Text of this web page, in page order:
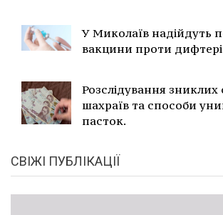
У Миколаїв надійдуть
вакцини проти
Розслідування зниклих
шахраїв та способи
пасток.
СВІЖІ ПУБЛІКАЦІЇ